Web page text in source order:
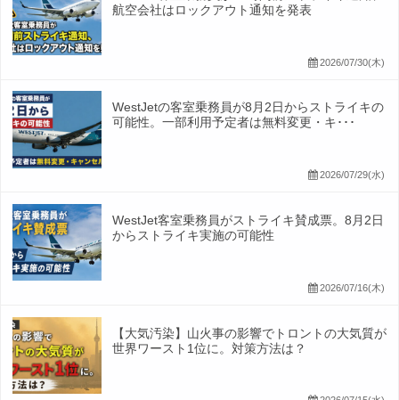
航空会社はロックアウト通知を発表
2026/07/30(木)
WestJetの客室乗務員が8月2日からストライキの
可能性。一部利用予定者は無料変更・キ･･･
2026/07/29(水)
WestJet客室乗務員がストライキ賛成票。8月2日
からストライキ実施の可能性
2026/07/16(木)
【大気汚染】山火事の影響でトロントの大気質が
世界ワースト1位に。対策方法は？